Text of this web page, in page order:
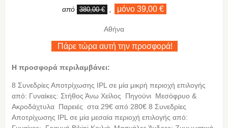
από 380,00 € μόνο 39,00 €
Αθήνα
Πάρε τώρα αυτή την προσφορά!
Η προσφορά περιλαμβάνει:
8 Συνεδρίες Αποτρίχωσης IPL σε μία μικρή περιοχή επιλογής
από: Γυναίκες: Στήθος Άνω Χείλος Πηγούνι Μεσόφρυο &
Ακροδάχτυλα Παρειές στα 29€ από 280€ 8 Συνεδρίες
Αποτρίχωσης IPL σε μία μεσαία περιοχή επιλογής από: